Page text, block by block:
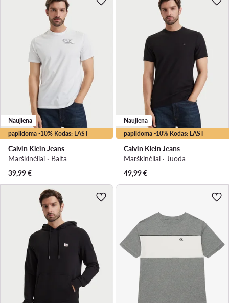
papildoma -10% Kodas: LAST
Naujiena
Calvin Klein Jeans
Marškinėliai · Balta
39,99€
papildoma -10% Kodas: LAST
Naujiena
Calvin Klein Jeans
Marškinėliai · Juoda
49,99€